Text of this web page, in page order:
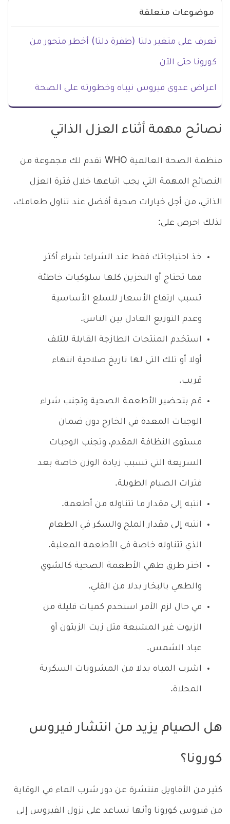
موضوعات متعلقة
تعرف على متغير دلتا (طفرة دلتا) أخطر متحور من
كورونا حتى الآن
اعراض عدوى فيروس نيباه وخطورته على الصحة
نصائح مهمة أثناء العزل الذاتي
منظمة الصحة العالمية WHO تقدم لك مجموعة من
النصائح المهمة التي يجب اتباعها خلال فترة العزل
الذاتي، من أجل خيارات صحية أفضل عند تناول طعامك،
لذلك احرص على:
خذ احتياجاتك فقط عند الشراء: شراء أكثر
مما تحتاج أو التخزين كلها سلوكيات خاطئة
تسبب ارتفاع الأسعار للسلع الأساسية
وعدم التوزيع العادل بين الناس.
استخدم المنتجات الطازجة القابلة للتلف
أولا أو تلك التي لها تاريخ صلاحية انتهاء
قريب.
قم بتحضير الأطعمة الصحية وتجنب شراء
الوجبات المعدة في الخارج دون ضمان
مستوى النظافة المقدم، وتجنب الوجبات
السريعة التي تسبب زيادة الوزن خاصة بعد
فترات الصيام الطويلة.
انتبه إلى مقدار ما تتناوله من أطعمة.
انتبه إلى مقدار الملح والسكر في الطعام
الذي تتناوله خاصة في الأطعمة المعلبة.
اختر طرق طهي الأطعمة الصحية كالشوي
والطهي بالبخار بدلا من القلي.
في حال لزم الأمر استخدم كميات قليلة من
الزيوت غير المشبعة مثل زيت الزيتون أو
عباد الشمس.
اشرب المياه بدلا من المشروبات السكرية
المحلاة.
هل الصيام يزيد من انتشار فيروس
كورونا؟
كثير من الأقاويل منتشرة عن دور شرب الماء في الوقاية
من فيروس كورونا وأنها تساعد على نزول الفيروس إلى